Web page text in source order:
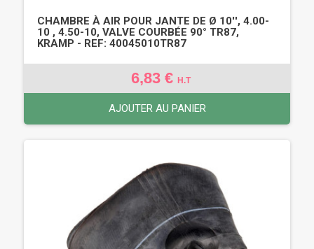
CHAMBRE À AIR POUR JANTE DE Ø 10'', 4.00-
10 , 4.50-10, VALVE COURBÉE 90° TR87,
KRAMP - REF: 40045010TR87
6,83 € H.T
AJOUTER AU PANIER